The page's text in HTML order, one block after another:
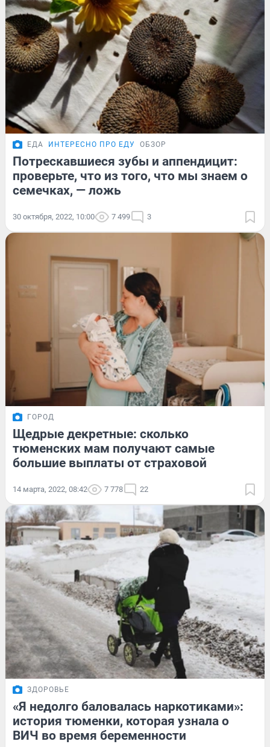
ЕДА ИНТЕРЕСНО ПРО ЕДУ ОБЗОР
Потрескавшиеся зубы и аппендицит:
проверьте, что из того, что мы знаем о
семечках, — ложь
30 октября, 2022, 10:00 7 499 3
ГОРОД
Щедрые декретные: сколько
тюменских мам получают самые
большие выплаты от страховой
14 марта, 2022, 08:42 7 778 22
ЗДОРОВЬЕ
«Я недолго баловалась наркотиками»:
история тюменки, которая узнала о
ВИЧ во время беременности